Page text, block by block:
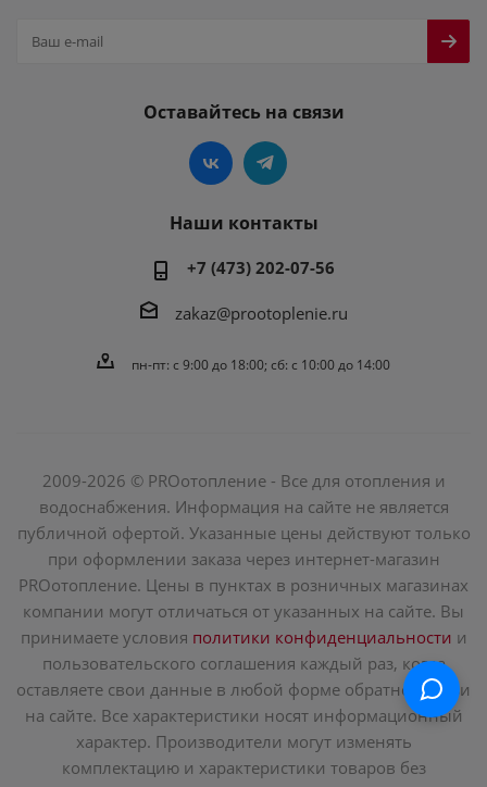
Оставайтесь на связи
Наши контакты
+7 (473) 202-07-56
zakaz@prootoplenie.ru
пн-пт: c 9:00 до 18:00; сб: с 10:00 до 14:00
2009-2026 © PROотопление - Все для отопления и
водоснабжения. Информация на сайте не является
публичной офертой. Указанные цены действуют только
при оформлении заказа через интернет-магазин
PROотопление. Цены в пунктах в розничных магазинах
компании могут отличаться от указанных на сайте. Вы
принимаете условия политики конфиденциальности и
пользовательского соглашения каждый раз, когда
оставляете свои данные в любой форме обратной связи
на сайте. Все характеристики носят информационный
характер. Производители могут изменять
комплектацию и характеристики товаров без